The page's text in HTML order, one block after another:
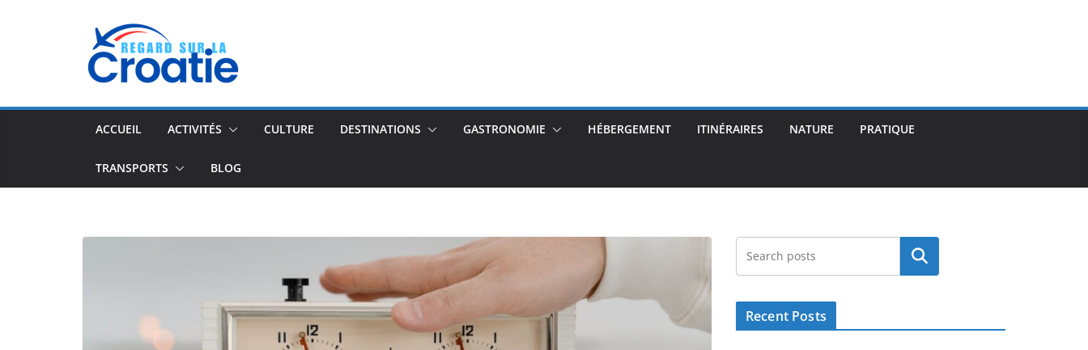
ACCUEIL ACTIVITÉS CULTURE DESTINATIONS GASTRONOMIE HÉBERGEMENT ITINÉRAIRES NATURE PRATIQUE
TRANSPORTS BLOG
Rechercher
Recent Posts